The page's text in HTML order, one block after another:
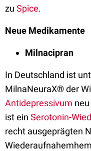
zu Spice.
Neue Medikamente
Milnacipran
In Deutschland ist
MilnaNeuraX® der
Antidepressivum
ist ein Serotonin-
recht ausgeprägten